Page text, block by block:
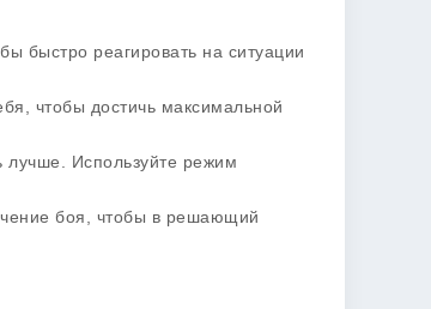
быстро реагировать на ситуации
чтобы достичь максимальной
лучше. Используйте режим
боя, чтобы в решающий